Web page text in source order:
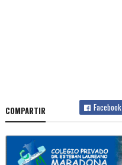
COMPARTIR Facebook